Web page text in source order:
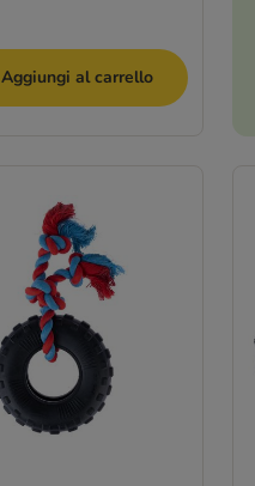
Aggiungi al carrello